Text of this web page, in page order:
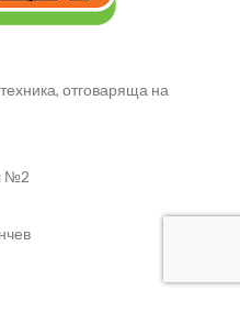
отговаряща на
№2